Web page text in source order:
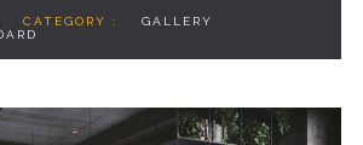
CATEGORY :
GALLERY